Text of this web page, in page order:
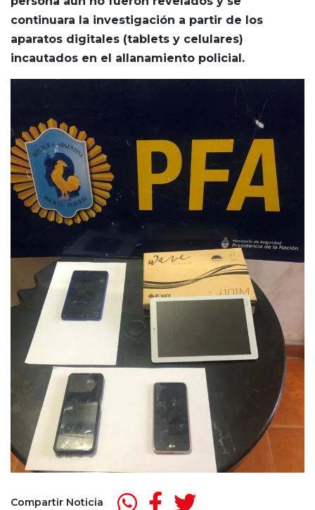
continuara la investigación a partir de los
aparatos digitales (tablets y celulares)
incautados en el allanamiento policial.
Compartir Noticia